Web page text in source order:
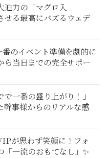
迫力の「マグロ入
せる最高にバズるウェデ
番のイベント準備を劇的に
ら当日までの完全サポー
で一番の盛り上がり！」
幹事様からのリアルな感
が思わず笑顔に！フォ
一流のおもてなし」✨